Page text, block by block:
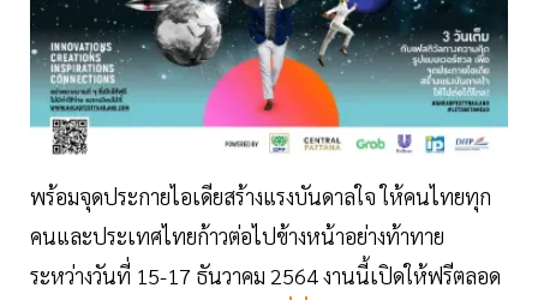
พร้อมจุดประกายไอเดียสร้างแรงบันดาลใจ ให้คนไทยทุก
คนและประเทศไทยก้าวต่อไปข้างหน้าอย่างท้าทาย
ระหว่างวันที่ 15-17 ธันวาคม 2564 งานนี้เปิดให้ฟรีตลอด